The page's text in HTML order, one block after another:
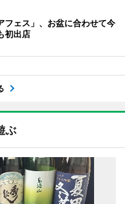
フェス」、お盆に合わせて今
初出店
ぶ